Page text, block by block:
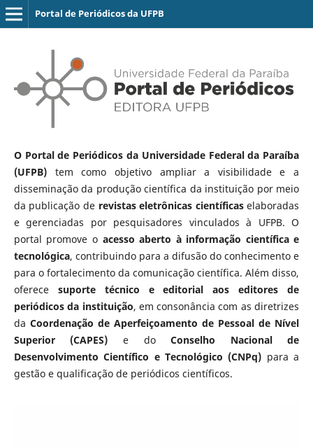
Portal de Periódicos da UFPB
O Portal de Periódicos da Universidade Federal da Paraíba
(UFPB)tem como objetivo ampliar a visibilidade e a
disseminação da produção científica da instituição por meio
da publicação de revistas eletrônicas científicaselaboradas
e gerenciadas por pesquisadores vinculados à UFPB. O
portal promove o acesso aberto à informação científica e
tecnológica, contribuindo para a difusão do conhecimento e
para o fortalecimento da comunicação científica. Além disso,
oferece suporte técnico e editorial aos editores de
periódicos da instituição, em consonância com as diretrizes
da Coordenação de Aperfeiçoamento de Pessoal de Nível
Superior (CAPES) e doConselho Nacional de
Desenvolvimento Científico e Tecnológico (CNPq) para a
gestão e qualificação de periódicos científicos.